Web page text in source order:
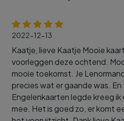
2022-12-13
Kaatje, lieve Kaatje Mooie
voorleggen deze ochtend.
mooie toekomst. Je
precies wat er gaande was. En
Engelenkaarten legde kreeg ik
mee. Het is goed zo, er komt